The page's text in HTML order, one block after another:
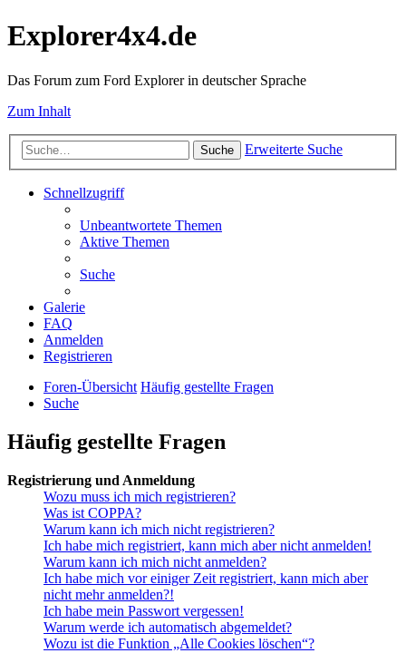
Explorer4x4.de
Das Forum zum Ford Explorer in deutscher Sprache
Zum Inhalt
Suche Erweiterte Suche
Schnellzugriff
Unbeantwortete Themen
Aktive Themen
Suche
Galerie
FAQ
Anmelden
Registrieren
Foren-Übersicht Häufig gestellte Fragen
Suche
Häufig gestellte Fragen
Registrierung und Anmeldung
Wozu muss ich mich registrieren?
Was ist COPPA?
Warum kann ich mich nicht registrieren?
Ich habe mich registriert, kann mich aber nicht anmelden!
Warum kann ich mich nicht anmelden?
Ich habe mich vor einiger Zeit registriert, kann mich aber
nicht mehr anmelden?!
Ich habe mein Passwort vergessen!
Warum werde ich automatisch abgemeldet?
Wozu ist die Funktion „Alle Cookies löschen“?